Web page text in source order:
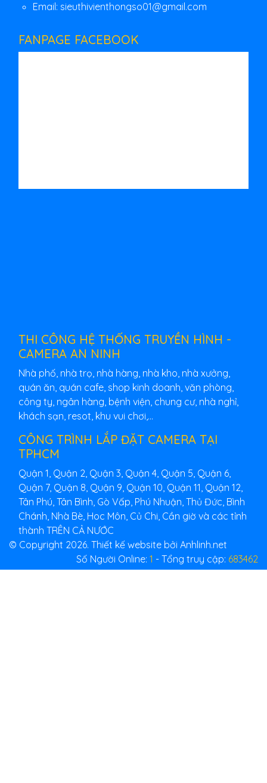
Email: sieuthivienthongso01@gmail.com
FANPAGE FACEBOOK
THI CÔNG HỆ THỐNG TRUYỀN HÌNH -
CAMERA AN NINH
Nhà phố, nhà trọ, nhà hàng, nhà kho, nhà xưởng,
quán ăn, quán cafe, shop kinh doanh, văn phòng,
công ty, ngân hàng, bệnh viện, chung cư, nhà nghỉ,
khách sạn, resot, khu vui chơi,...
CÔNG TRÌNH LẮP ĐẶT CAMERA TẠI
TPHCM
Quận 1, Quận 2, Quận 3, Quận 4, Quận 5, Quận 6,
Quận 7, Quận 8, Quận 9, Quận 10, Quận 11, Quận 12,
Tân Phú, Tân Bình, Gò Vấp, Phú Nhuận, Thủ Đức, Bình
Chánh, Nhà Bè, Hoc Môn, Củ Chi, Cần giờ và các tỉnh
thành TRÊN CẢ NƯỚC
© Copyright 2026. Thiết kế website bởi Anhlinh.net
Số Người Online: 1 - Tổng truy cập: 683462